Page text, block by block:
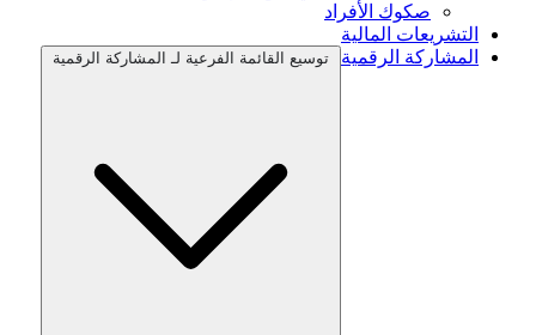
صكوك الأفراد
التشريعات المالية
المشاركة الرقمية
توسيع القائمة الفرعية لـ المشاركة الرقمية